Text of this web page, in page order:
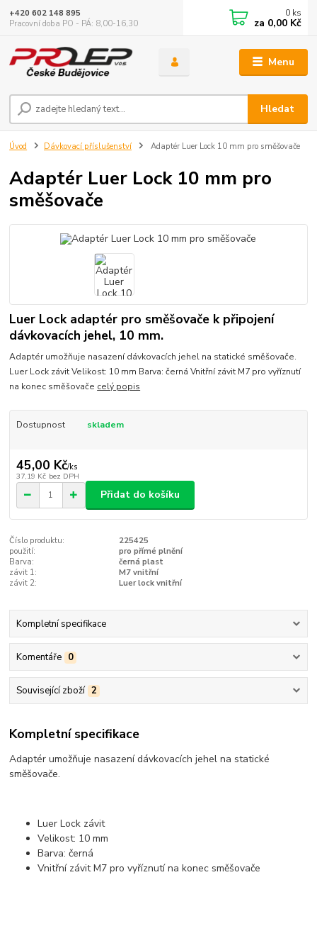
Menu
Hledat
+420 602 148 895
Pracovní doba PO - PÁ: 8,00-16,30
0 ks
za 0,00 Kč
Úvod Dávkovací příslušenství Adaptér Luer Lock 10 mm pro směšovače
Adaptér Luer Lock 10 mm pro
směšovače
Luer Lock adaptér pro směšovače k připojení
dávkovacích jehel, 10 mm.
Adaptér umožňuje nasazení dávkovacích jehel na statické směšovače.
Luer Lock závit Velikost: 10 mm Barva: černá Vnitřní závit M7 pro vyříznutí
na konec směšovače celý popis
Dostupnost skladem
45,00 Kč/ks
37,19 Kč bez DPH
Přidat do košíku
Číslo produktu:
225425
použití:
pro přímé plnění
Barva:
černá plast
závit 1:
M7 vnitřní
závit 2:
Luer lock vnitřní
Kompletní specifikace
Komentáře 0
Související zboží 2
Kompletní specifikace
Adaptér umožňuje nasazení dávkovacích jehel na statické
směšovače.
Luer Lock závit
Velikost: 10 mm
Barva: černá
Vnitřní závit M7 pro vyříznutí na konec směšovače